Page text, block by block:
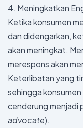
4. Meningkatkan
Ketika konsumen
dan didengarkan,
akan meningkat.
merespons akan
Keterlibatan yang
sehingga
cenderung menjadi
advocate).